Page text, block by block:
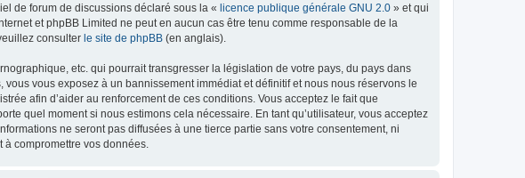
de forum de discussions déclaré sous la « licence publique générale GNU 2.0 » et qui
et phpBB Limited ne peut en aucun cas être tenu comme responsable de la
consulter le site de phpBB (en anglais).
etc. qui pourrait transgresser la législation de votre pays, du pays dans
vous exposez à un bannissement immédiat et définitif et nous nous réservons le
afin d’aider au renforcement de ces conditions. Vous acceptez le fait que
quel moment si nous estimons cela nécessaire. En tant qu’utilisateur, vous acceptez
ne seront pas diffusées à une tierce partie sans votre consentement, ni
à compromettre vos données.